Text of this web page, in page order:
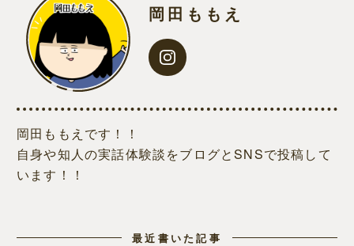
岡田ももえ
岡田ももえです！！
自身や知人の実話体験談をブログとSNSで投稿して
います！！
最近書いた記事